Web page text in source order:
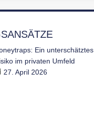
Ein unterschätztes
im privaten Umfeld
27. April 2026